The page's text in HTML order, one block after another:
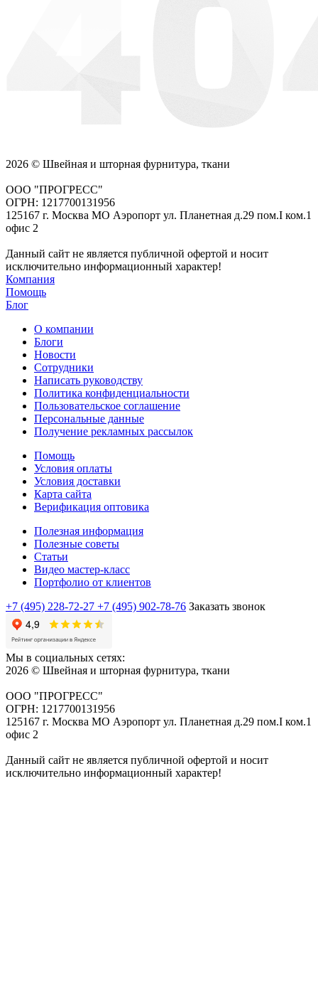
2026 © Швейная и шторная фурнитура, ткани
ООО "ПРОГРЕСС"
ОГРН: 1217700131956
125167 г. Москва МО Аэропорт ул. Планетная д.29 пом.I ком.1
офис 2
Данный сайт не является публичной офертой и носит
исключительно информационный характер!
Компания
Помощь
Блог
О компании
Блоги
Новости
Сотрудники
Написать руководству
Политика конфиденциальности
Пользовательское соглашение
Персональные данные
Получение рекламных рассылок
Помощь
Условия оплаты
Условия доставки
Карта сайта
Верификация оптовика
Полезная информация
Полезные советы
Статьи
Видео мастер-класс
Портфолио от клиентов
+7 (495) 228-72-27 +7 (495) 902-78-76 Заказать звонок
Мы в социальных сетях:
2026 © Швейная и шторная фурнитура, ткани
ООО "ПРОГРЕСС"
ОГРН: 1217700131956
125167 г. Москва МО Аэропорт ул. Планетная д.29 пом.I ком.1
офис 2
Данный сайт не является публичной офертой и носит
исключительно информационный характер!